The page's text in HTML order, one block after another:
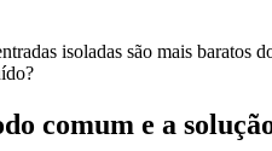
isoladas são mais
comum e a